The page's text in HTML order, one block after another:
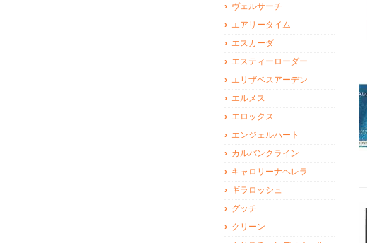
ヴェルサーチ
エアリータイム
エスカーダ
エスティーローダー
エリザベスアーデン
エルメス
エロックス
エンジェルハート
カルバンクライン
キャロリーナヘレラ
ギラロッシュ
グッチ
クリーン